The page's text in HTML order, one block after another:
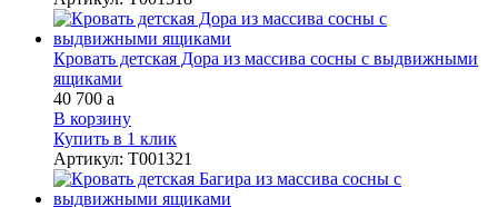
Кровать детская Дора из массива сосны с выдвижными
ящиками
40 700 a
В корзину
Купить в 1 клик
Артикул: Т001321